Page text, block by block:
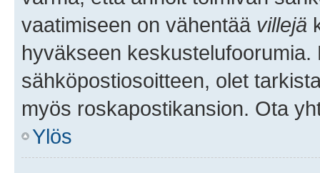
vaatimiseen on vähentää villejä
hyväkseen
sähköpostiosoitteen, olet
myös roskapostikansion. Ota
Ylös